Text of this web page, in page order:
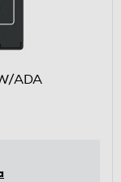
ADA